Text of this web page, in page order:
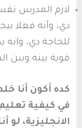
لازم المدرس
دي، وأنه فعلا
للحاجة دي، وانه
قوية بينه
كده أكون أنا
في كيفية
الانجليزية،